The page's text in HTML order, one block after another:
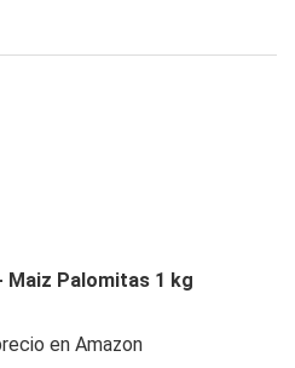
Maiz Palomitas 1 kg
en Amazon